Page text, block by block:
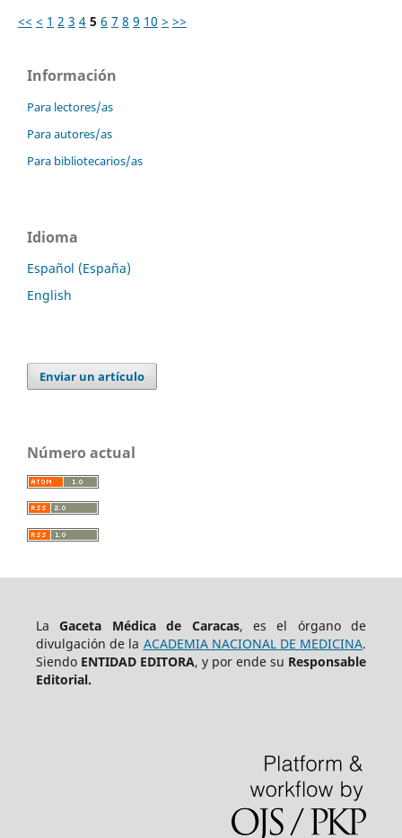
<< < 1 2 3 4 5 6 7 8 9 10 > >>
Información
Para lectores/as
Para autores/as
Para bibliotecarios/as
Idioma
Español (España)
English
Enviar un artículo
Número actual
LaGaceta Médica de Caracas, es el órgano de
divulgación de la ACADEMIA NACIONAL DE MEDICINA.
Siendo ENTIDAD EDITORA, y por ende su Responsable
Editorial.